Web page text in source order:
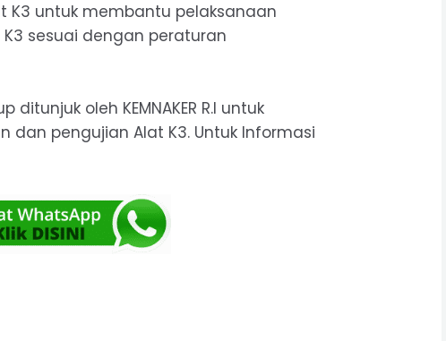
K3 untuk membantu pelaksanaan
sesuai dengan peraturan
ditunjuk oleh KEMNAKER R.I untuk
dan pengujian Alat K3. Untuk Informasi